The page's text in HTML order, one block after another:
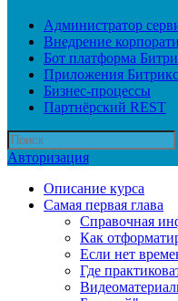
Администратор
Внедрение
Бот платформа
Приложения
Бизнес-процессы
Партнёрский REST
Авторизация
Описание курса
Самая первая глава
Справочная
Как
Если нет
Где